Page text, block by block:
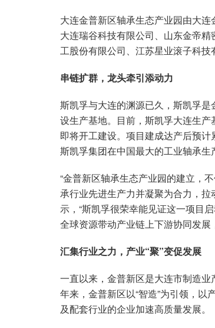
大连金普新区轴承生态产业园由大连
大连瑞谷科技有限公司、山东金帝
工股份有限公司、江苏星业滚子科技
串链扩群，龙头牵引添动力
斯凯孚与大连的渊源已久，斯凯孚
设生产基地。目前，斯凯孚大连生
即将开工建设。项目建成达产后预
斯凯孚集团在中国最大的工业轴承生
“金普新区轴承生态产业园的建立，
承行业先进生产力并凝聚为合力，
示，“斯凯孚很荣幸能见证这一项目
全球资源带动产业链上下游协同发
汇集行业之力，产业“聚”变促发展
一直以来，金普新区是大连市制造
年来，金普新区以“智造”为引领，
及配套行业的企业加速高质量发展。